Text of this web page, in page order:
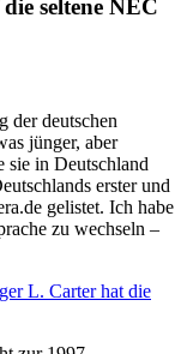
seltene NEC
der deutschen
jünger, aber
sie in Deutschland
erster und
gelistet. Ich habe
zu wechseln –
L. Carter hat die